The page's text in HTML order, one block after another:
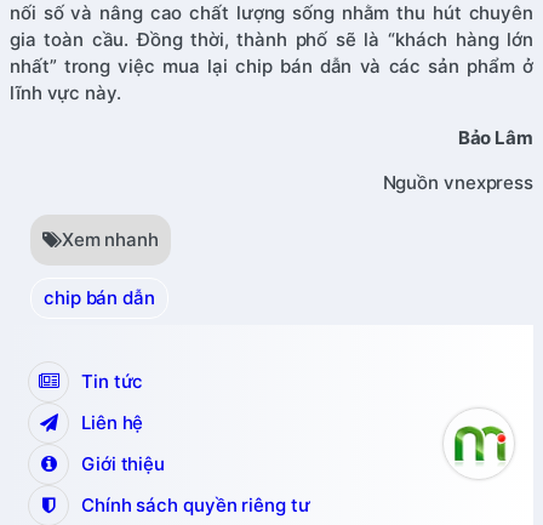
nối số và nâng cao chất lượng sống nhằm thu hút chuyên
gia toàn cầu. Đồng thời, thành phố sẽ là “khách hàng lớn
nhất” trong việc mua lại chip bán dẫn và các sản phẩm ở
lĩnh vực này.
Bảo Lâm
Nguồn vnexpress
Xem nhanh
chip bán dẫn
Tin tức
Liên hệ
Giới thiệu
Chính sách quyền riêng tư